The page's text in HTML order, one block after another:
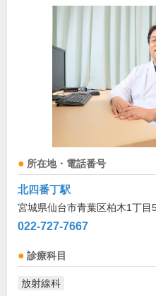
所在地・電話番号
北四番丁駅
宮城県仙台市青葉区柏木1丁目
022-727-7667
診療科目
放射線科